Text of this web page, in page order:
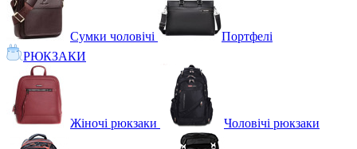
Сумки чоловічі
Портфелі
РЮКЗАКИ
Жіночі рюкзаки Чоловічі рюкзаки